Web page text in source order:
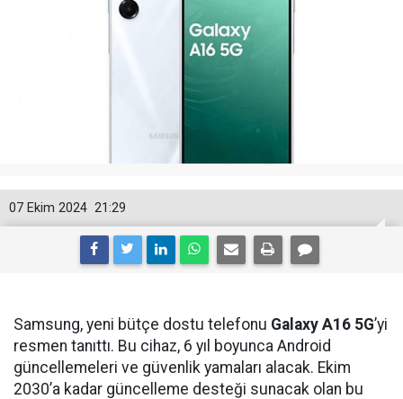
21:29
07 Ekim 2024
Samsung, yeni bütçe dostu telefonu Galaxy A16 5G’yi
resmen tanıttı. Bu cihaz, 6 yıl boyunca Android
güncellemeleri ve güvenlik yamaları alacak. Ekim
2030’a kadar güncelleme desteği sunacak olan bu